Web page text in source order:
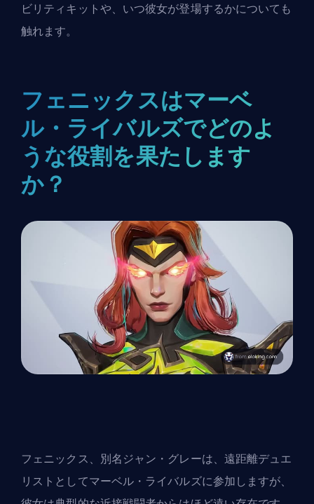
ビリティキットや、いつ彼女が登場するかについても
触れます。
フェニックスはマーベ
ル・ライバルズでどのよ
うな役割を果たします
か？
フェニックス、別名ジャン・グレーは、遠距離デュエ
リストとしてマーベル・ライバルズに参加しますが、